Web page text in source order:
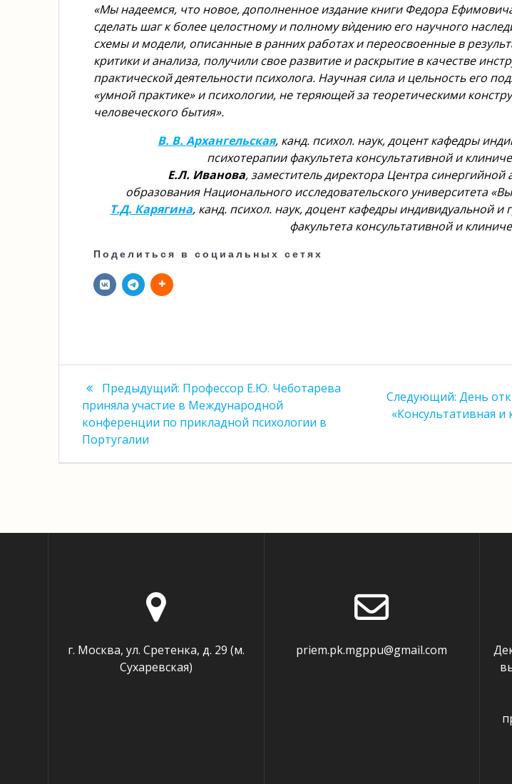
«Мы надеемся, что новое, дополненное издание книги Федора
сделать шаг к более целостному и полному вѝдению его научного
схемы и модели, описанные в ранних работах и переосвоенные в
критики и анализа, получили свое развитие и раскрытие в качестве
практической деятельности психолога. Научная сила и цельность его
«умной практике» и психологии, не теряющей за теоретическими
человеческого бытия».
В. В. Архангельская, канд. психол. наук, доцент кафедры
психотерапии факультета консультативной и
Е.Л. Иванова, заместитель директора Центра синергийной
образования Национального исследовательского университета
Т.Д. Карягина, канд. психол. наук, доцент кафедры индивидуальной и
факультета консультативной и
Поделиться в социальных сетях
Навигация
по
записям
Предыдущий: Предыдущая
запись:
Профессор Е.Ю. Чеботарева
приняла участие в Международной
конференции по прикладной психологии в
Португалии
Следующий:
запись:
День
«Консультативная и
г. Москва, ул. Сретенка, д. 29 (м.
Сухаревская)
priem.pk.mgppu@gmail.com